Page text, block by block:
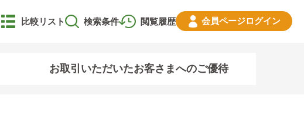
閲覧履歴
比較リスト 検索条件 会員ページログイン
お取引いただいたお客さまへのご優待